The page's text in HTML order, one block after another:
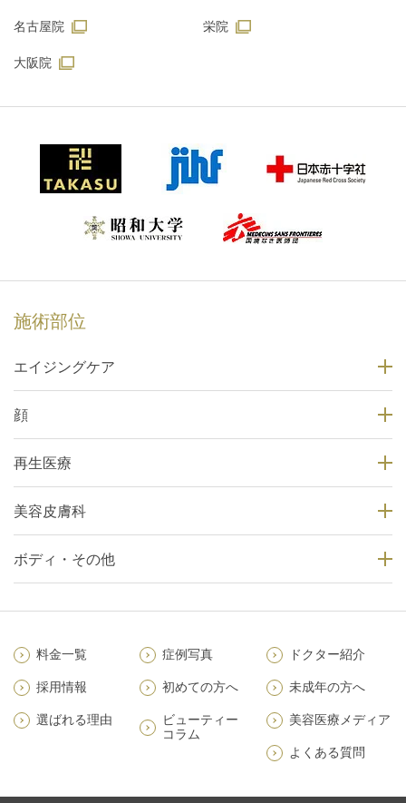
名古屋院 栄院
大阪院
施術部位
エイジングケア
顔
再生医療
美容皮膚科
ボディ・その他
料金一覧 症例写真 ドクター紹介
採用情報 初めての方へ 未成年の方へ
選ばれる理由
ビューティー
コラム
美容医療メディア
よくある質問